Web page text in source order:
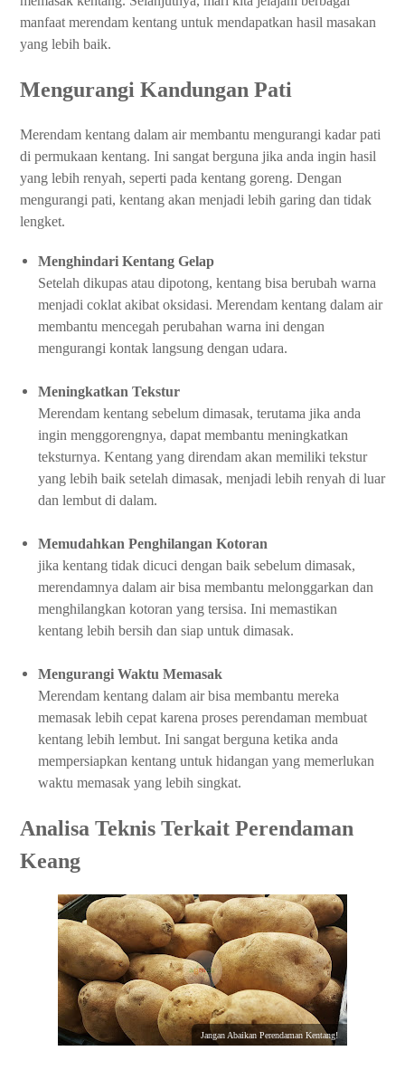
manfaat merendam kentang untuk mendapatkan hasil masakan
yang lebih baik.
Mengurangi Kandungan Pati
Merendam kentang dalam air membantu mengurangi kadar pati
di permukaan kentang. Ini sangat berguna jika anda ingin hasil
yang lebih renyah, seperti pada kentang goreng. Dengan
mengurangi pati, kentang akan menjadi lebih garing dan tidak
lengket.
Menghindari Kentang Gelap
Setelah dikupas atau dipotong, kentang bisa berubah warna
menjadi coklat akibat oksidasi. Merendam kentang dalam air
membantu mencegah perubahan warna ini dengan
mengurangi kontak langsung dengan udara.
Meningkatkan Tekstur
Merendam kentang sebelum dimasak, terutama jika anda
ingin menggorengnya, dapat membantu meningkatkan
teksturnya. Kentang yang direndam akan memiliki tekstur
yang lebih baik setelah dimasak, menjadi lebih renyah di luar
dan lembut di dalam.
Memudahkan Penghilangan Kotoran
jika kentang tidak dicuci dengan baik sebelum dimasak,
merendamnya dalam air bisa membantu melonggarkan dan
menghilangkan kotoran yang tersisa. Ini memastikan
kentang lebih bersih dan siap untuk dimasak.
Mengurangi Waktu Memasak
Merendam kentang dalam air bisa membantu mereka
memasak lebih cepat karena proses perendaman membuat
kentang lebih lembut. Ini sangat berguna ketika anda
mempersiapkan kentang untuk hidangan yang memerlukan
waktu memasak yang lebih singkat.
Analisa Teknis Terkait Perendaman
Keang
Jangan Abaikan Perendaman Kentang!